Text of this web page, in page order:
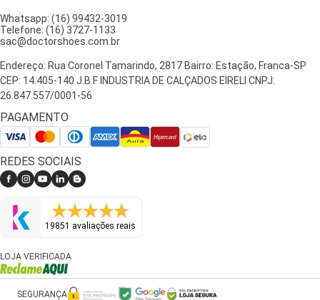
Whatsapp: (16) 99432-3019
Telefone: (16) 3727-1133
sac@doctorshoes.com.br
Endereço: Rua Coronel Tamarindo, 2817 Bairro: Estação, Franca-SP
CEP: 14.405-140 J.B.F INDUSTRIA DE CALÇADOS EIRELI CNPJ:
26.847.557/0001-56
PAGAMENTO
REDES SOCIAIS
19851 avaliações reais
LOJA VERIFICADA
SEGURANÇA